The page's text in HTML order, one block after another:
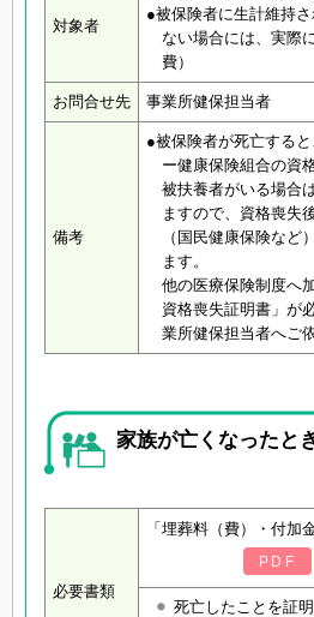
対象者
●被保険者に生計維持
ない場合には、実際
費）
お問合せ先 事業所健保担当者
備考
●被保険者が死亡する
ー健康保険組合の資
被扶養者がいる場合
ますので、資格喪失
（国民健康保険など
ます。
他の医療保険制度へ
資格喪失証明書」が
業所健保担当者へご
家族が亡くなったと
必要書類
「埋葬料（費）・付加
PDF
死亡したことを証